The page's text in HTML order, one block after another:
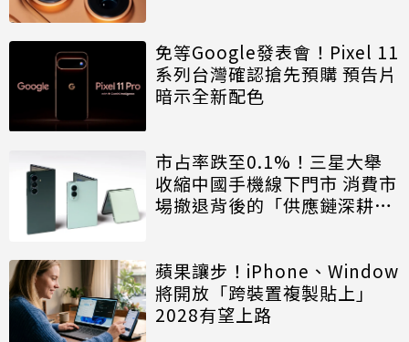
免等Google發表會！Pixel 11
系列台灣確認搶先預購 預告片
暗示全新配色
市占率跌至0.1%！三星大舉
收縮中國手機線下門市 消費市
場撤退背後的「供應鏈深耕」
蘋果讓步！iPhone、Window
將開放「跨裝置複製貼上」
2028有望上路